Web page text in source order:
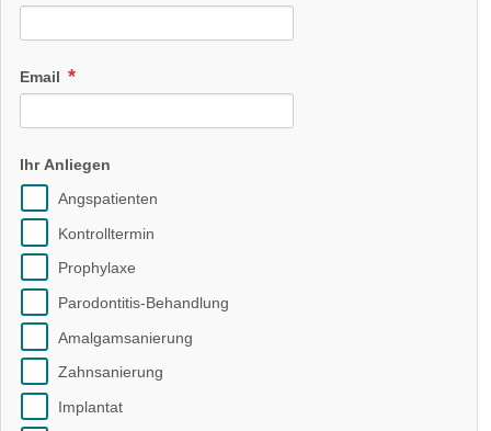
Email
Ihr Anliegen
Angspatienten
Kontrolltermin
Prophylaxe
Parodontitis-Behandlung
Amalgamsanierung
Zahnsanierung
Implantat